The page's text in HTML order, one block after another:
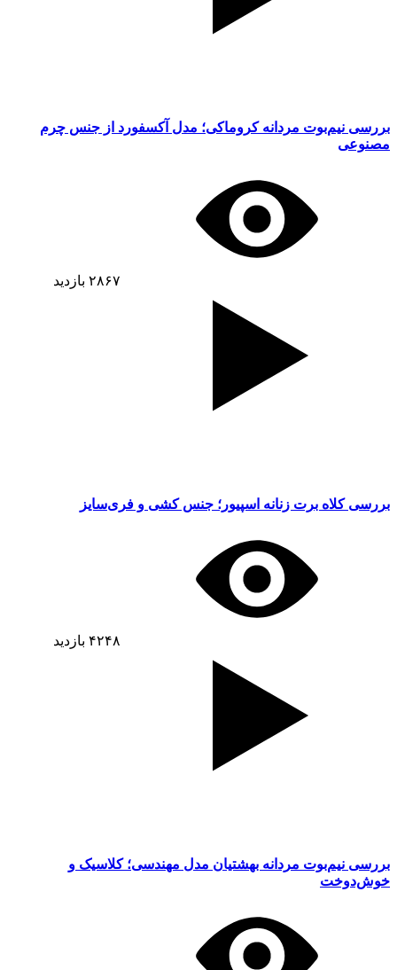
بررسی نیم‌بوت مردانه کروماکی؛ مدل آکسفورد از جنس چرم
مصنوعی
۲۸۶۷ بازدید
بررسی کلاه برت زنانه اسپیور؛ جنس کشی و فری‌سایز
۴۲۴۸ بازدید
بررسی نیم‌بوت مردانه بهشتیان مدل مهندسی؛ کلاسیک و
خوش‌دوخت